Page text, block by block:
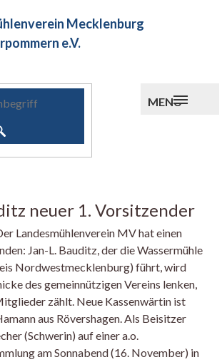
Mecklenburg
e.V.
MENU
neuer 1. Vorsitzender
Landesmühlenverein MV hat einen
Jan-L. Bauditz, der die Wassermühle
Nordwestmecklenburg) führt, wird
des gemeinnützigen Vereins lenken,
zählt. Neue Kassenwärtin ist
aus Rövershagen. Als Beisitzer
(Schwerin) auf einer a.o.
am Sonnabend (16. November) in